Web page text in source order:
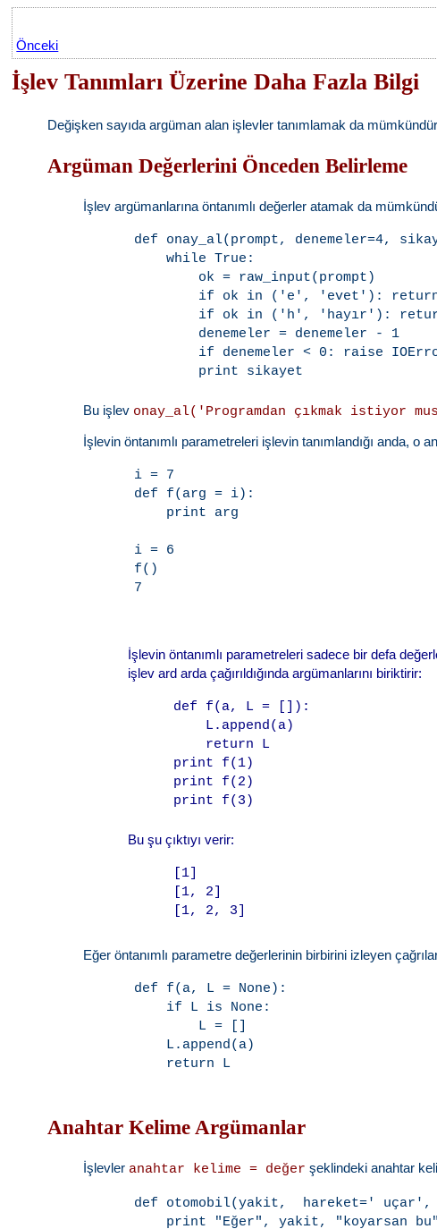
Önceki
İşlev Tanımları Üzerine Daha Fazla Bilgi
Değişken sayıda argüman alan işlevler tanımlamak da
Argüman Değerlerini Önceden Belirleme
İşlev argümanlarına öntanımlı değerler atamak da
def onay_al(prompt, denemeler=4,
    while True:
        ok = raw_input(prompt)
if ok in ('e', 'evet'):
if ok in ('h', 'hayır'):
        denemeler = denemeler - 1
if denemeler < 0: raise
Bu işlev onay_al('Programdan çıkmak istiyor
İşlevin öntanımlı parametreleri işlevin tanımlandığı anda, o
i = 7
def f(arg = i):
    print arg
i = 6
f()
İşlevin öntanımlı parametreleri sadece bir defa
işlev ard arda çağırıldığında argümanlarını biriktirir:
def f(a, L = []):
    L.append(a)
    return L
print f(1)
print f(2)
Bu şu çıktıyı verir:
[1]
[1, 2]
Eğer öntanımlı parametre değerlerinin birbirini izleyen
def f(a, L = None):
    if L is None:
        L = []
    L.append(a)
Anahtar Kelime Argümanlar
İşlevler anahtar kelime = değer şeklindeki anahtar
def otomobil(yakit,  hareket=' uçar',